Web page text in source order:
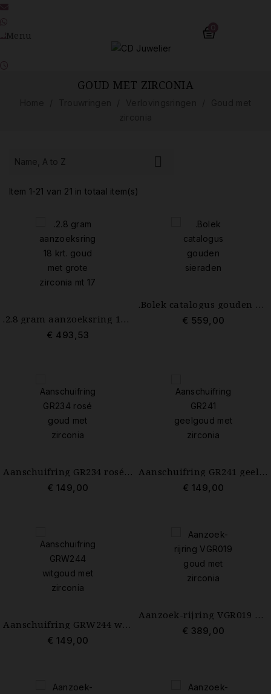
045 545 30 98
Wo-Do-Vr 10.00-17.45 uur | Za 10.00-16.45 uur
Menu
GOUD MET ZIRCONIA
Name, A to Z 
Item 1-21 van 21 in totaal item(s)
.2.8 gram aanzoeksring 18 krt. goud met grote zirconia mt 17
€ 493,53
.Bolek catalogus gouden sieraden
€ 559,00
Aanschuifring GR234 rosé goud met zirconia maat 17.75
€ 149,00
Aanschuifring GR241 geelgoud met zirconia maat 17.5
€ 149,00
Aanschuifring GRW244 witgoud met zirconia maat 17
€ 149,00
Aanzoek-rijring VGR019 goud met zirconia
€ 389,00